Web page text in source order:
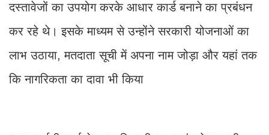
दस्तावेजों का उपयोग करके आधार कार्ड बनाने का प्रबंधन
कर रहे थे। इसके माध्यम से उन्होंने सरकारी योजनाओं का
लाभ उठाया, मतदाता सूची में अपना नाम जोड़ा और यहां तक
कि नागरिकता का दावा भी किया